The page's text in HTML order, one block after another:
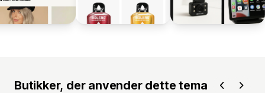
Butikker, der anvender dette tema